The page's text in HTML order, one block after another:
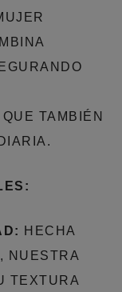
TAMBIÉN
HECHA
NUESTRA
TEXTURA